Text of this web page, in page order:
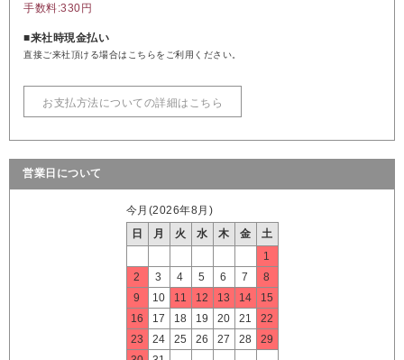
手数料:330円
■来社時現金払い
直接ご来社頂ける場合はこちらをご利用ください。
お支払方法についての詳細はこちら
営業日について
今月(2026年8月)
日
月 火 水 木 金
土
1
2
3 4 5 6 7
8
9
10 11 12 13 14
15
16
17 18 19 20 21
22
23
24 25 26 27 28
29